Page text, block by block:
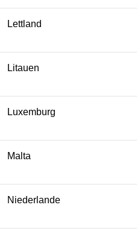
Lettland
Litauen
Luxemburg
Malta
Niederlande